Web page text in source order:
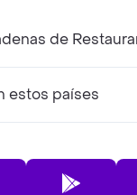
de
estos países